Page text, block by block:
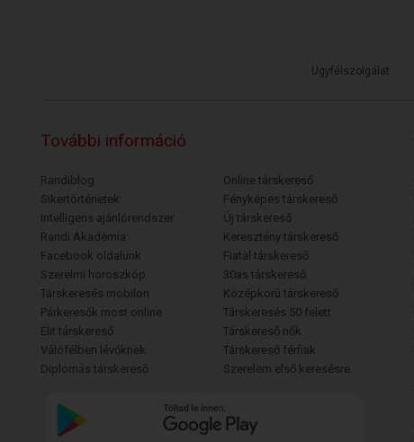
Ügyfélszolgálat
További információ
Randiblog
Sikertörténetek
Intelligens ajánlórendszer
Randi Akadémia
Facebook oldalunk
Szerelmi horoszkóp
Társkeresés mobilon
Párkeresők most online
Elit társkereső
Válófélben lévőknek
Diplomás társkereső
Online társkereső
Fényképes társkereső
Új társkereső
Keresztény társkereső
Fiatal társkereső
30as társkereső
Középkorú társkereső
Társkeresés 50 felett
Társkereső nők
Társkereső férfiak
Szerelem első keresésre